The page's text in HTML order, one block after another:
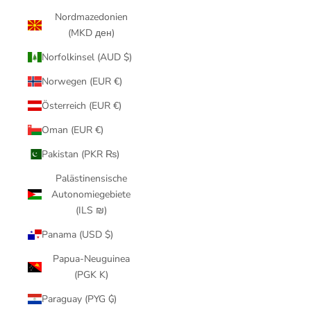
Nordmazedonien
(MKD ден)
Norfolkinsel (AUD $)
Norwegen (EUR €)
Österreich (EUR €)
Oman (EUR €)
Pakistan (PKR ₨)
Palästinensische
Autonomiegebiete
(ILS ₪)
Panama (USD $)
Papua-Neuguinea
(PGK K)
Paraguay (PYG ₲)